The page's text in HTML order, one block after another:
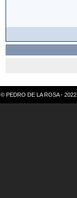
© PEDRO DE LA ROSA - 2022